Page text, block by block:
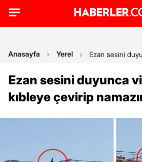
Anasayfa Yerel Ezan sesini
Ezan sesini duyunca
kıbleye çevirip